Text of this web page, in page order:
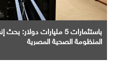
باستثمارات 5 مليارات
المنظومة الصحية المصرية